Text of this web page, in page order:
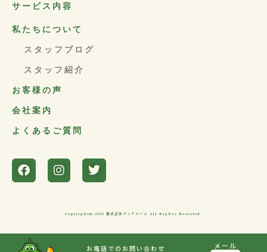
サービス内容
私たちについて
スタッフブログ
スタッフ紹介
お客様の声
会社案内
よくあるご質問
Copyright© 2022 株式会社ラックルーム All Rights Reserved.
お電話でのお問い合わせ メール